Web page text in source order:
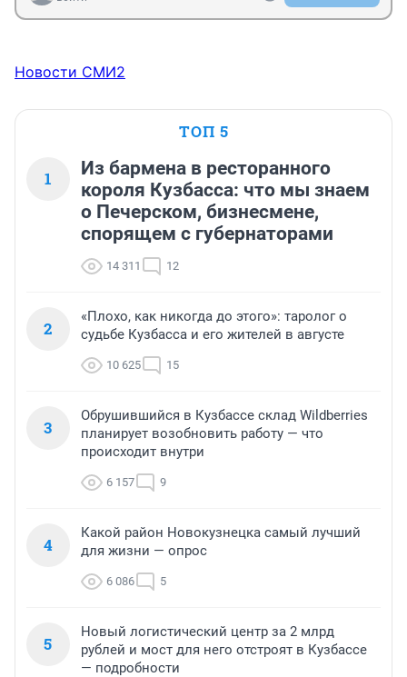
Новости СМИ2
ТОП 5
1
Из бармена в ресторанного
короля Кузбасса: что мы знаем
о Печерском, бизнесмене,
спорящем с губернаторами
14 311 12
2
«Плохо, как никогда до этого»: таролог о
судьбе Кузбасса и его жителей в августе
10 625 15
3
Обрушившийся в Кузбассе склад Wildberries
планирует возобновить работу — что
происходит внутри
6 157 9
4
Какой район Новокузнецка самый лучший
для жизни — опрос
6 086 5
5
Новый логистический центр за 2 млрд
рублей и мост для него отстроят в Кузбассе
— подробности